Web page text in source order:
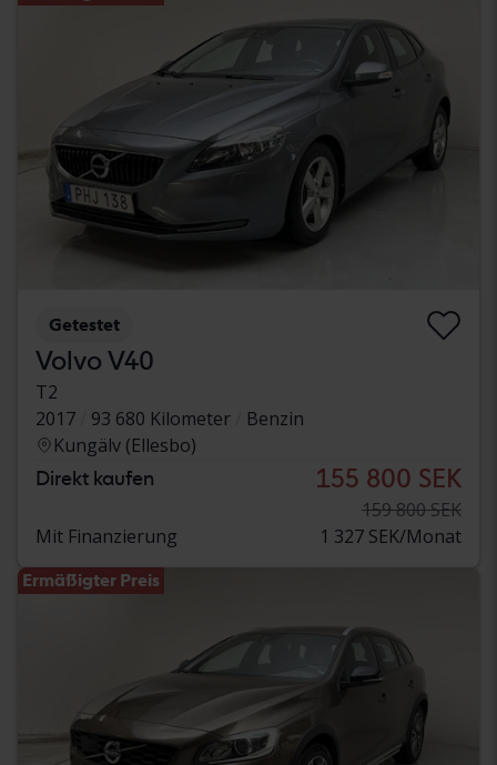
Getestet
Volvo V40
T2
2017
93 680 Kilometer
Benzin
Kungälv (Ellesbo)
Direkt kaufen 155 800 SEK
159 800 SEK
Mit Finanzierung
1 327 SEK/Monat
Ermäßigter Preis